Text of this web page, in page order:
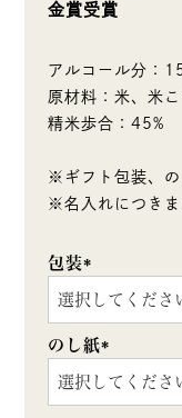
金賞受賞
アルコール分：
原材料：米、米こ
精米歩合：45%
※ギフト包装、の
※名入れにつきま
包装
(必
須)
のし紙
(必
須)